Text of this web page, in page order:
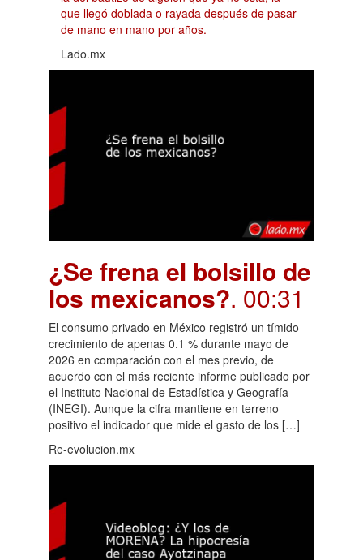
que llegó doblada o rayada después de pasar
de mano en mano por años.
Lado.mx
¿Se frena el bolsillo de
los mexicanos?. 00:31
El consumo privado en México registró un tímido
crecimiento de apenas 0.1 % durante mayo de
2026 en comparación con el mes previo, de
acuerdo con el más reciente informe publicado por
el Instituto Nacional de Estadística y Geografía
(INEGI). Aunque la cifra mantiene en terreno
positivo el indicador que mide el gasto de los […]
Re-evolucion.mx